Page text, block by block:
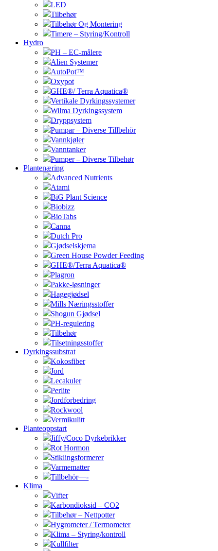
LED
Tilbehør
Tilbehør Og Montering
Timere – Styring/Kontroll
Hydro
PH – EC-målere
Alien Systemer
AutoPot™
Oxypot
GHE®/ Terra Aquatica®
Vertikale Dyrkingssystemer
Wilma Dyrkingssystem
Dryppsystem
Pumpar – Diverse Tillbehör
Vannkjøler
Vanntanker
Pumper – Diverse Tilbehør
Plantenæring
Advanced Nutrients
Atami
BiG Plant Science
Biobizz
BioTabs
Canna
Dutch Pro
Gjødselskjema
Green House Powder Feeding
GHE®/Terra Aquatica®
Plagron
Pakke-løsninger
Hagegjødsel
Mills Næringsstoffer
Shogun Gjødsel
PH-regulering
Tilbehør
Tilsetningsstoffer
Dyrkingssubstrat
Kokosfiber
Jord
Lecakuler
Perlite
Jordforbedring
Rockwool
Vermikulitt
Planteoppstart
Jiffy/Coco Dyrkebrikker
Rot Hormon
Stiklingsformerer
Varmematter
Tillbehör—-
Klima
Vifter
Karbondioksid – CO2
Tilbehør – Nettpotter
Hygrometer / Termometer
Klima – Styring/kontroll
Kullfilter